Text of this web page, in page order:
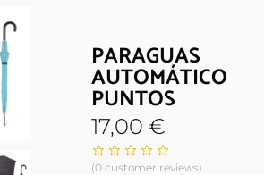
PARAGUAS
AUTOMÁTICO
PUNTOS
17,00€
(0 customer reviews)